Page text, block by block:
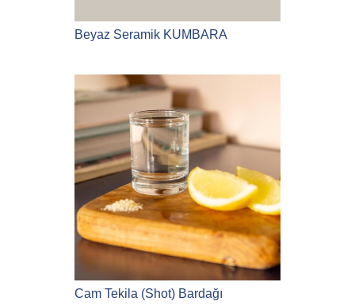
Beyaz Seramik KUMBARA
Cam Tekila (Shot) Bardağı